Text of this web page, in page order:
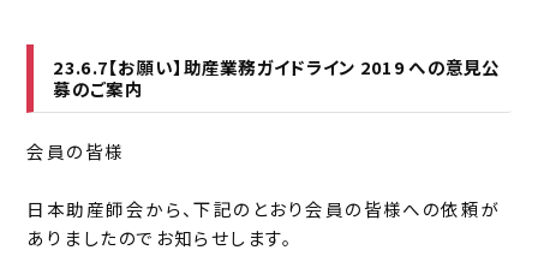
23.6.7【お願い】助産業務ガイドライン 2019 への意見公
募のご案内
会員の皆様
日本助産師会から、下記のとおり会員の皆様への依頼が
ありましたのでお知らせします。